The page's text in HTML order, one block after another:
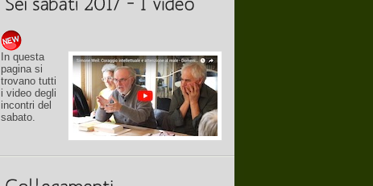
In questa
pagina si
trovano tutti
i video degli
incontri del
sabato.